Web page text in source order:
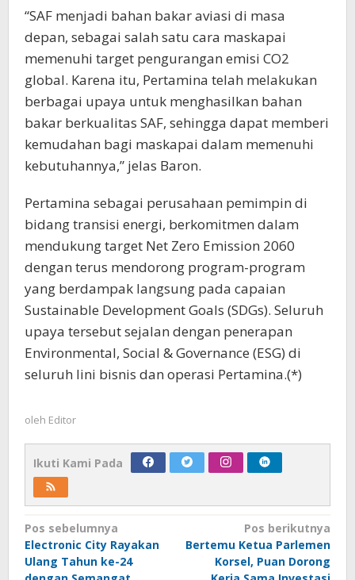
“SAF menjadi bahan bakar aviasi di masa
depan, sebagai salah satu cara maskapai
memenuhi target pengurangan emisi CO2
global. Karena itu, Pertamina telah melakukan
berbagai upaya untuk menghasilkan bahan
bakar berkualitas SAF, sehingga dapat memberi
kemudahan bagi maskapai dalam memenuhi
kebutuhannya,” jelas Baron.
Pertamina sebagai perusahaan pemimpin di
bidang transisi energi, berkomitmen dalam
mendukung target Net Zero Emission 2060
dengan terus mendorong program-program
yang berdampak langsung pada capaian
Sustainable Development Goals (SDGs). Seluruh
upaya tersebut sejalan dengan penerapan
Environmental, Social & Governance (ESG) di
seluruh lini bisnis dan operasi Pertamina.(*)
oleh Editor
Ikuti Kami Pada
Navigasi
pos
Pos sebelumnya
Electronic City Rayakan
Ulang Tahun ke-24
Pos berikutnya
Bertemu Ketua Parlemen
Korsel, Puan Dorong